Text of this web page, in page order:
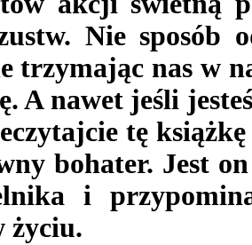
Nie sposób
trzymając nas w
A nawet jeśli
tę
bohater. Jest
i
życiu.